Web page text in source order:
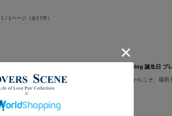
1 / 1ページ （全17件）
打ち 18金 Pt900 10金 LSR0605PK-WG Lovers & Ring 誕生日 プ
を生かしたシンプルなデザインです。シンプルだからこそ、場